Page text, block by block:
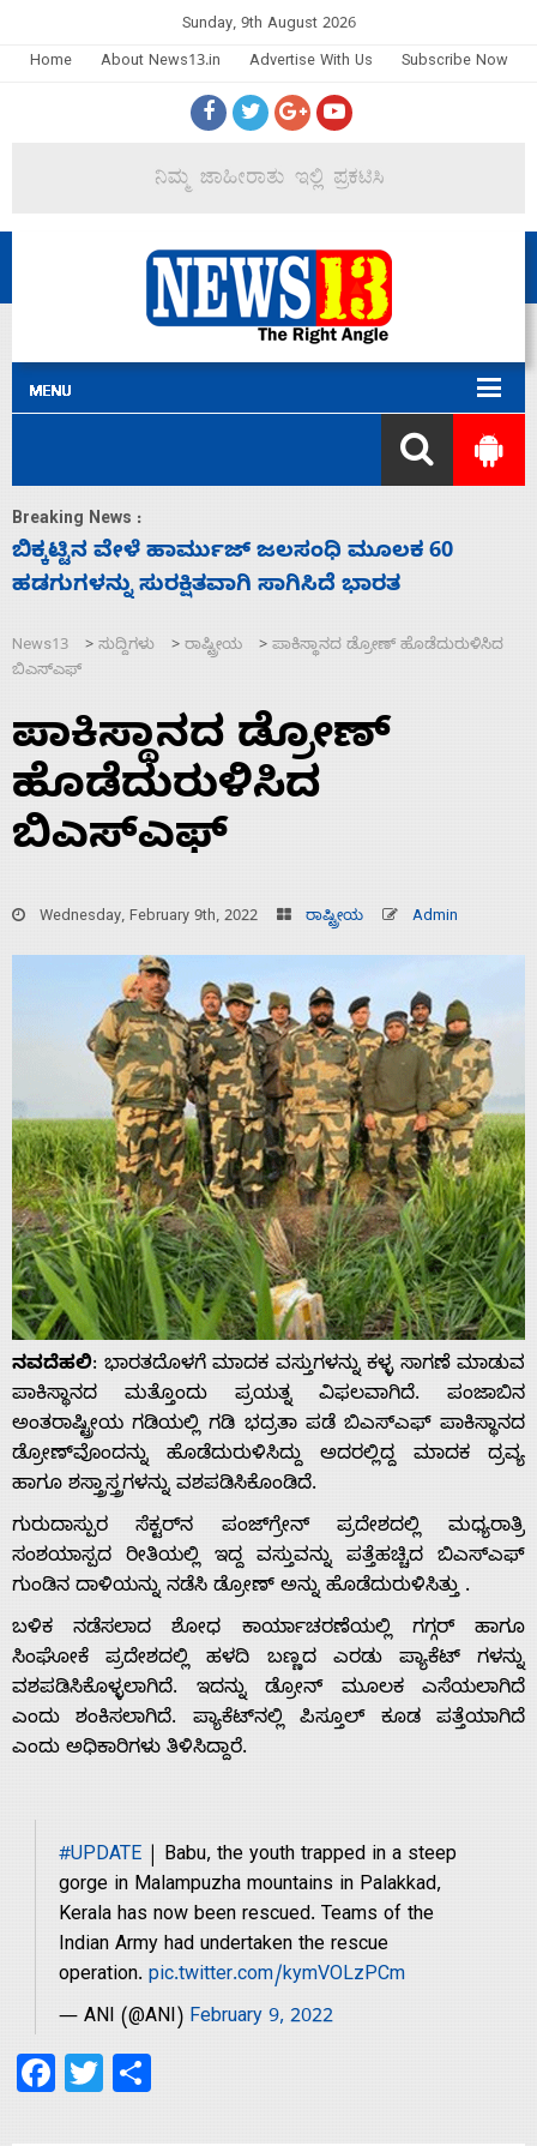
Sunday, 9th August 2026
Home
About News13.in Advertise With Us Subscribe Now
Breaking News :
ನಾಗೇಂದ್ರ ರಾಜೀನಾಮೆ ಕೊಡದಿದ್ದರೆ ಸದನ ನಡೆಸಲು
ಬಿಡೆವು: ಛಲವಾದಿ ನಾರಾಯಣಸ್ವಾಮಿ
Home
About
Us
Advertise
With
News13 > ಸುದ್ದಿಗಳು > ರಾಷ್ಟ್ರೀಯ > ಪಾಕಿಸ್ಥಾನದ ಡ್ರೋಣ್‌ ಹೊಡೆದುರುಳಿಸಿದ
ಬಿಎಸ್‌‍‍ಎಫ್
ಪಾಕಿಸ್ಥಾನದ ಡ್ರೋಣ್‌
ಹೊಡೆದುರುಳಿಸಿದ
ಬಿಎಸ್‌‍‍ಎಫ್
Wednesday, February 9th, 2022 ರಾಷ್ಟ್ರೀಯ Admin
ನವದೆಹಲಿ: ಭಾರತದೊಳಗೆ ಮಾದಕ ವಸ್ತುಗಳನ್ನು ಕಳ್ಳ ಸಾಗಣೆ ಮಾಡುವ
ಪಾಕಿಸ್ಥಾನದ ಮತ್ತೊಂದು ಪ್ರಯತ್ನ ವಿಫಲವಾಗಿದೆ. ಪಂಜಾಬಿನ
ಅಂತರಾಷ್ಟ್ರೀಯ ಗಡಿಯಲ್ಲಿ ಗಡಿ ಭದ್ರತಾ ಪಡೆ ಬಿಎಸ್‌‍‍ಎಫ್ ಪಾಕಿಸ್ಥಾನದ
ಡ್ರೋಣ್‌ವೊಂದನ್ನು ಹೊಡೆದುರುಳಿಸಿದ್ದು ಅದರಲ್ಲಿದ್ದ ಮಾದಕ ದ್ರವ್ಯ
ಹಾಗೂ ಶಸ್ತ್ರಾಸ್ತ್ರಗಳನ್ನು ವಶಪಡಿಸಿಕೊಂಡಿದೆ.
ಗುರುದಾಸ್ಪುರ ಸೆಕ್ಟರ್‌ನ ಪಂಜ್‌ಗ್ರೇನ್ ಪ್ರದೇಶದಲ್ಲಿ ಮಧ್ಯರಾತ್ರಿ
ಸಂಶಯಾಸ್ಪದ ರೀತಿಯಲ್ಲಿ ಇದ್ದ ವಸ್ತುವನ್ನು ಪತ್ತೆಹಚ್ಚಿದ ಬಿಎಸ್‌‍‍ಎಫ್
ಗುಂಡಿನ ದಾಳಿಯನ್ನು ನಡೆಸಿ ಡ್ರೋಣ್‌ ಅನ್ನು ಹೊಡೆದುರುಳಿಸಿತ್ತು .
ಬಳಿಕ ನಡೆಸಲಾದ ಶೋಧ ಕಾರ್ಯಾಚರಣೆಯಲ್ಲಿ ಗಗ್ಗರ್‌ ಹಾಗೂ
ಸಿಂಘೋಕೆ ಪ್ರದೇಶದಲ್ಲಿ ಹಳದಿ ಬಣ್ಣದ ಎರಡು ಪ್ಯಾಕೆಟ್ ಗಳನ್ನು
ವಶಪಡಿಸಿಕೊಳ್ಳಲಾಗಿದೆ. ಇದನ್ನು ಡ್ರೋನ್ ಮೂಲಕ ಎಸೆಯಲಾಗಿದೆ
ಎಂದು ಶಂಕಿಸಲಾಗಿದೆ. ಪ್ಯಾಕೆಟ್‌ನಲ್ಲಿ ಪಿಸ್ತೂಲ್ ಕೂಡ ಪತ್ತೆಯಾಗಿದೆ
ಎಂದು ಅಧಿಕಾರಿಗಳು ತಿಳಿಸಿದ್ದಾರೆ.
#UPDATE | Babu, the youth trapped in a steep
gorge in Malampuzha mountains in Palakkad,
Kerala has now been rescued. Teams of the
Indian Army had undertaken the rescue
operation.pic.twitter.com/kymVOLzPCm
— ANI (@ANI) February 9, 2022
Facebook
Twitter